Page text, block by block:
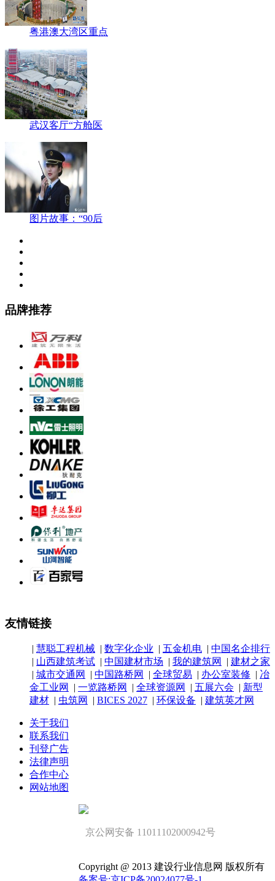
粤港澳大湾区重点
武汉客厅“方舱医
图片故事：“90后
品牌推荐
友情链接
| 慧聪工程机械 | 数字化企业 | 五金机电 | 中国名企排行
| 山西建筑考试 | 中国建材市场 | 我的建筑网 | 建材之家
| 城市交通网 | 中国路桥网 | 全球贸易 | 办公室装修 | 冶
金工业网
| 一览路桥网 | 全球资源网 | 五展六会 | 新型
建材 | 虫筑网 | BICES 2027 | 环保设备 | 建筑英才网
关于我们
联系我们
刊登广告
法律声明
合作中心
网站地图
京公网安备 11011102000942号
Copyright @ 2013 建设行业信息网 版权所有